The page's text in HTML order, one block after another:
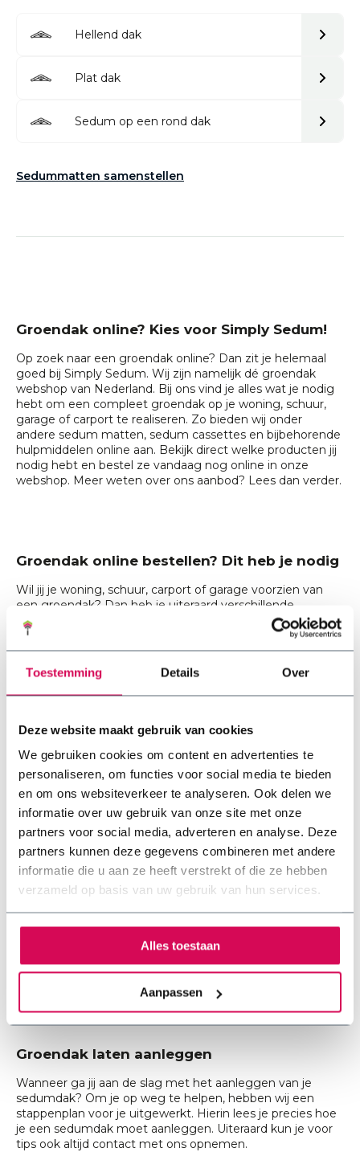
Toestemming Details Over
Deze website maakt gebruik van cookies
We gebruiken cookies om content en advertenties te
personaliseren, om functies voor social media te bieden
en om ons websiteverkeer te analyseren. Ook delen we
informatie over uw gebruik van onze site met onze
partners voor social media, adverteren en analyse. Deze
partners kunnen deze gegevens combineren met andere
informatie die u aan ze heeft verstrekt of die ze hebben
verzameld op basis van uw gebruik van hun services.
Alles toestaan
Aanpassen
Hellend dak
Plat dak
Sedum op een rond dak
Sedummatten samenstellen
Groendak online? Kies voor Simply Sedum!
Op zoek naar een groendak online? Dan zit je helemaal
goed bij Simply Sedum. Wij zijn namelijk dé groendak
webshop van Nederland. Bij ons vind je alles wat je nodig
hebt om een compleet groendak op je woning, schuur,
garage of carport te realiseren. Zo bieden wij onder
andere sedum matten, sedum cassettes en bijbehorende
hulpmiddelen online aan. Bekijk direct welke producten jij
nodig hebt en bestel ze vandaag nog online in onze
webshop. Meer weten over ons aanbod? Lees dan verder.
Groendak online bestellen? Dit heb je nodig
Wil jij je woning, schuur, carport of garage voorzien van
een groendak? Dan heb je uiteraard verschillende
producten nodig om het groendak op de juiste manier op
te bouwen. Ga je een groendak online bestellen? Dan heb
je het volgende nodig:
Grind:Grind zorgt voor een goede afwatering en
staat daarnaast ook mooi gecombineerd met
sedum.
Substraat :De substraatlaag heb je nodig om het
sedum optimaal te laten groeien. Daarnaast
absorbeert het water.
Drainage:Om te voorkomen dat je dak volloopt
met water, heb je uiteraard ook goede drainage
nodig.
Beschermdoek: Om de dakbedekking te
beschermen wordt er een beschermdoek of
Wil je het jezelf makkelijk maken? Bestel dan in onze
wat je nodig hebt om direct aan de slag te gaan.
Groendak laten aanleggen
Wanneer ga jij aan de slag met het aanleggen van je
sedumdak? Om je op weg te helpen, hebben wij een
stappenplan voor je uitgewerkt. Hierin lees je precies hoe
je een sedumdak moet aanleggen. Uiteraard kun je voor
tips ook altijd contact met ons opnemen.